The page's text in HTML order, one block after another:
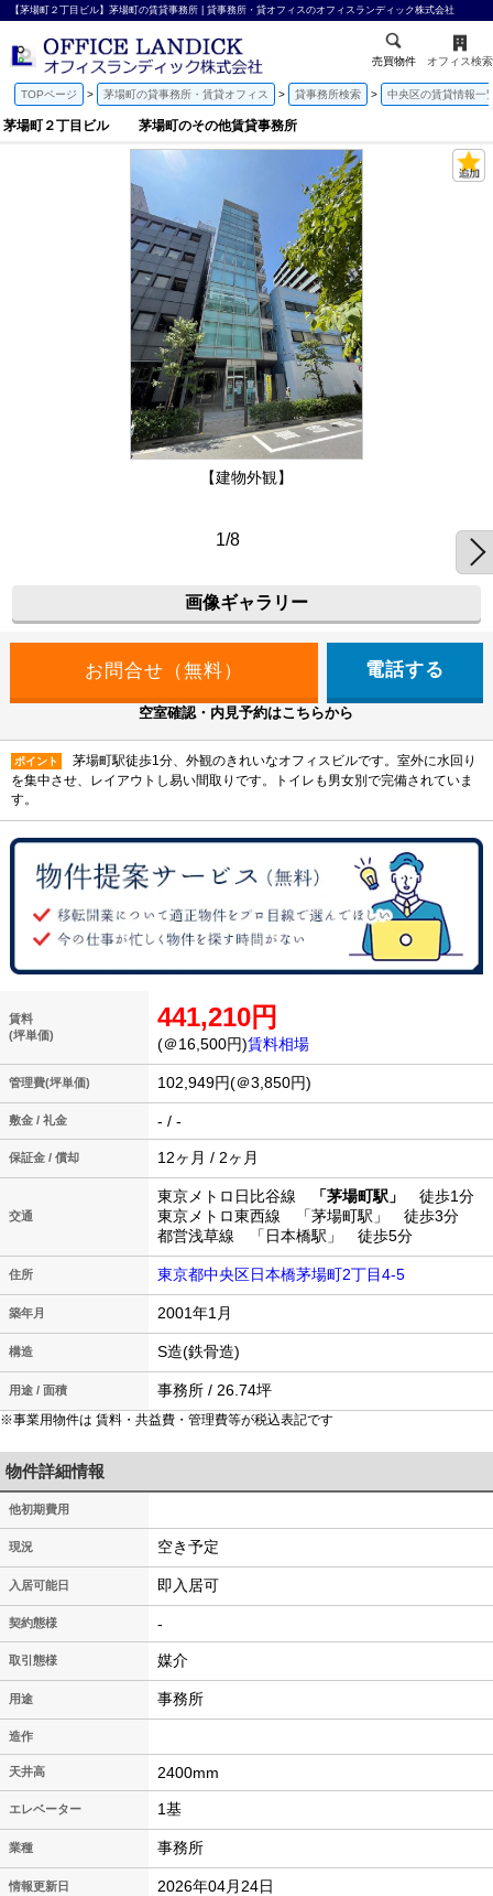
【茅場町２丁目ビル】茅場町の賃貸事務所 | 貸事務所・貸オフィスのオフィスランディック株式会社
売買物件 オフィス検索
TOPページ 茅場町の貸事務所・賃貸オフィス 貸事務所検索 中央区の賃貸情報一
茅場町２丁目ビル 茅場町のその他賃貸事務所
【建物外観】
1/8
画像ギャラリー
電話する
空室確認・内見予約はこちらから
ポイント
茅場町駅徒歩1分、外観のきれいなオフィスビルです。室外に水回り
を集中させ、レイアウトし易い間取りです。トイレも男女別で完備されていま
す。
賃料
(坪単価)
441,210円
(＠16,500円)賃料相場
管理費(坪単価) 102,949円(＠3,850円)
敷金 / 礼金 - / -
保証金 / 償却 12ヶ月 / 2ヶ月
交通
東京メトロ日比谷線 「茅場町駅」
徒歩1分
東京メトロ東西線 「茅場町駅」 徒歩3分
都営浅草線 「日本橋駅」 徒歩5分
住所 東京都中央区日本橋茅場町2丁目4-5
築年月 2001年1月
構造 S造(鉄骨造)
用途 / 面積 事務所 / 26.74坪
※事業用物件は 賃料・共益費・管理費等が税込表記です
物件詳細情報
他初期費用
現況 空き予定
入居可能日 即入居可
契約態様 -
取引態様 媒介
用途 事務所
造作
天井高 2400mm
エレベーター 1基
業種 事務所
情報更新日 2026年04月24日